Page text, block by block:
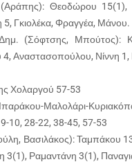
Θεοδώρου 15(1),
5, Γκιολέκα, Φραγγέα, Μάνου.
(Σόφτσης, Μπούτος):
4, Αναστασοπούλου, Νίννη
Χολαργού 57-53
Μαλολάρι-
10, 28-22, 38-45, 57-53
Βασιλάκος): Ταμπάκου
3(1), Ραμαντάνη 3(1),